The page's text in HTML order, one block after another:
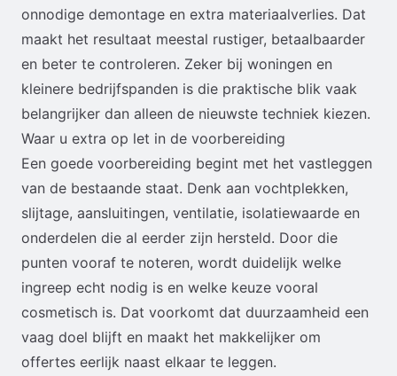
onnodige demontage en extra materiaalverlies. Dat
maakt het resultaat meestal rustiger, betaalbaarder
en beter te controleren. Zeker bij woningen en
kleinere bedrijfspanden is die praktische blik vaak
belangrijker dan alleen de nieuwste techniek kiezen.
Waar u extra op let in de voorbereiding
Een goede voorbereiding begint met het vastleggen
van de bestaande staat. Denk aan vochtplekken,
slijtage, aansluitingen, ventilatie, isolatiewaarde en
onderdelen die al eerder zijn hersteld. Door die
punten vooraf te noteren, wordt duidelijk welke
ingreep echt nodig is en welke keuze vooral
cosmetisch is. Dat voorkomt dat duurzaamheid een
vaag doel blijft en maakt het makkelijker om
offertes eerlijk naast elkaar te leggen.